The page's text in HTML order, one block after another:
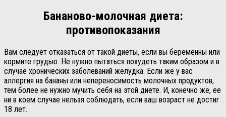
Бананово-молочная диета:
противопоказания
Вам следует отказаться от такой диеты, если вы беременны или
кормите грудью. Не нужно пытаться похудеть таким образом и в
случае хронических заболеваний желудка. Если же у вас
аллергия на бананы или непереносимость молочных продуктов,
тем более не нужно мучить себя на этой диете. И, конечно же, ее
ни в коем случае нельзя соблюдать, если ваш возраст не достиг
18 лет.